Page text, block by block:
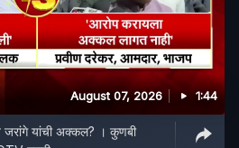
August 07, 2026 1:44
यांची अक्कल? । कुणबी